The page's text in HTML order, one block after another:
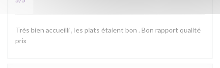
Très bien accueilli , les plats étaient bon . Bon rapport qualité
prix